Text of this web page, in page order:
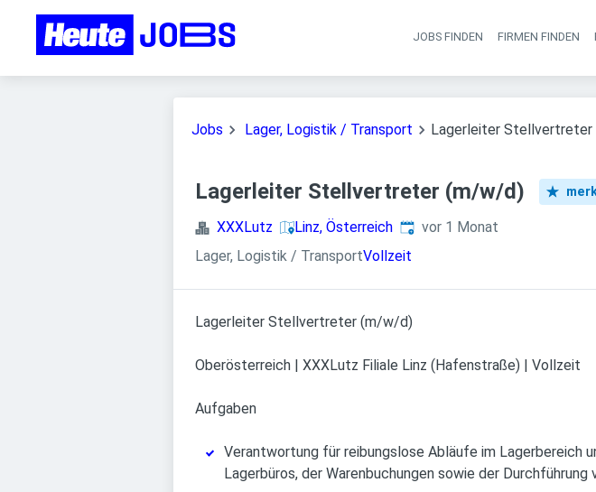
JOBS FINDEN FIRMEN FINDEN
Jobs Lager, Logistik / Transport Lagerleiter
Lagerleiter Stellvertreter (m/w/d)
XXXLutz Linz, Österreich Veröffentlicht:
vor 1 Monat
Lager, Logistik / TransportVollzeit
Lagerleiter Stellvertreter (m/w/d)
Oberösterreich | XXXLutz Filiale Linz (Hafenstraße) | Vollzeit
Aufgaben
Verantwortung für reibungslose Abläufe im Lagerbereich
Lagerbüros, der Warenbuchungen sowie der